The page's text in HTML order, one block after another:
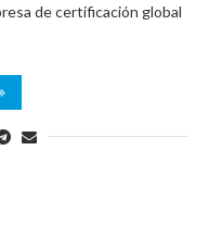
de certificación global